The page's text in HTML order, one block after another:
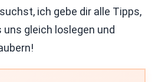
ich gebe dir alle Tipps,
gleich loslegen und